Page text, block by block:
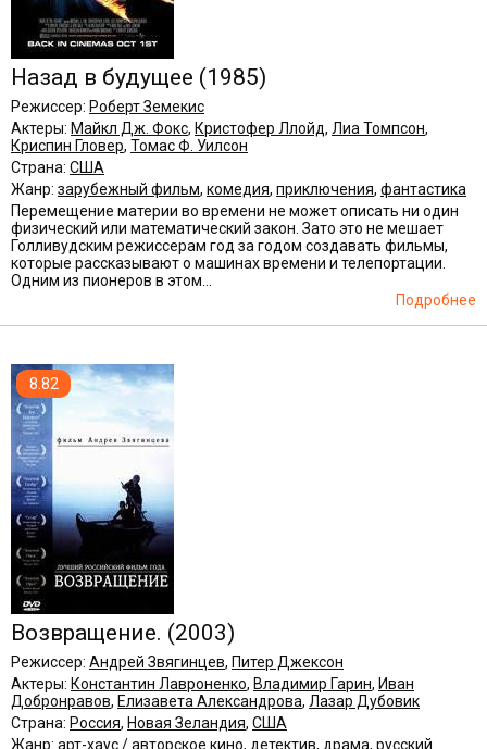
Назад в будущее (1985)
Режиссер: Роберт Земекис
Актеры: Майкл Дж. Фокс, Кристофер Ллойд, Лиа Томпсон,
Криспин Гловер, Томас Ф. Уилсон
Страна: США
Жанр: зарубежный фильм, комедия, приключения, фантастика
Перемещение материи во времени не может описать ни один
физический или математический закон. Зато это не мешает
Голливудским режиссерам год за годом создавать фильмы,
которые рассказывают о машинах времени и телепортации.
Одним из пионеров в этом...
Подробнее
8.82
Возвращение. (2003)
Режиссер: Андрей Звягинцев, Питер Джексон
Актеры: Константин Лавроненко, Владимир Гарин, Иван
Добронравов, Елизавета Александрова, Лазар Дубовик
Страна: Россия, Новая Зеландия, США
Жанр: арт-хаус / авторское кино, детектив, драма, русский